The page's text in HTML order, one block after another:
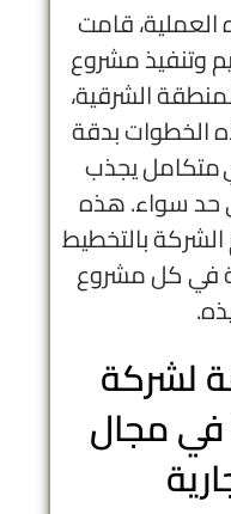
قامت
وتنفيذ مشروع
الشرقية،
الخطوات بدقة
متكامل يجذب
حد سواء. هذه
بالتخطيط
في كل مشروع
لشركة
في مجال